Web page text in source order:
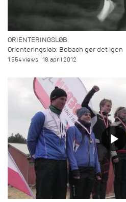
ORIENTERINGSLØB
Orienteringsløb: Bobach gør det igen
1.554 views 18. april 2012